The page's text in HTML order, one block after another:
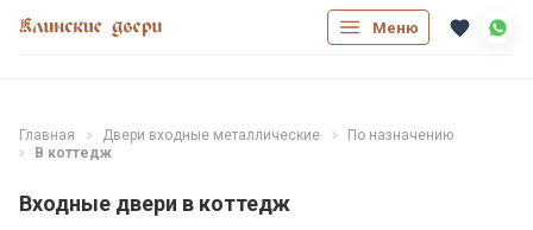
Меню
Главная Двери входные металлические
По назначению
В коттедж
Входные двери в коттедж